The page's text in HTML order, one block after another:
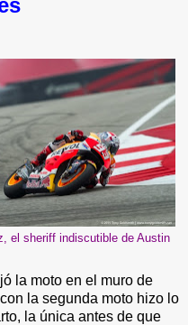
el sheriff indiscutible de Austin
la moto en el muro de
la segunda moto hizo lo
la única antes de que